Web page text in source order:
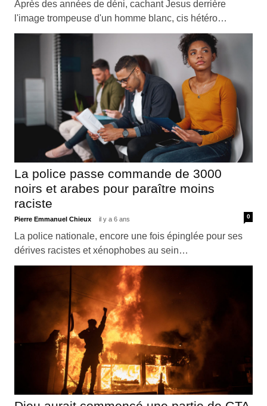
Après des années de déni, cachant Jesus derrière
l'image trompeuse d'un homme blanc, cis hétéro…
La police passe commande de 3000
noirs et arabes pour paraître moins
raciste
Pierre Emmanuel Chieux il y a 6 ans 0
La police nationale, encore une fois épinglée pour ses
dérives racistes et xénophobes au sein…